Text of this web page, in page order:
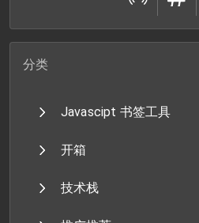
分类
Javascipt 书签工具
开箱
技术栈